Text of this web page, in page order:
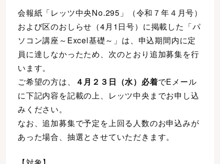
会報紙「レッツ中央No.295」（令和７年４月号）
および区のおしらせ（4月1日号）に掲載した「パ
ソコン講座～Excel基礎～」は、申込期間内に定
員に達しなかったため、次のとおり追加募集を行
います。
ご希望の方は、
４月２３日（水）必着でEメール
に下記内容を記載の上、レッツ中央までお申し込
みください。
なお、追加募集で予定を上回る人数のお申込みが
あった場合、抽選とさせていただきます。